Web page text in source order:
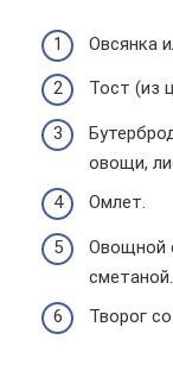
Овсянка
Тост (из
овощи,
Омлет.
Овощной
сметаной.
Творог